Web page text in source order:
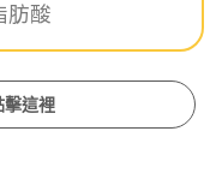
肪酸
擊這裡